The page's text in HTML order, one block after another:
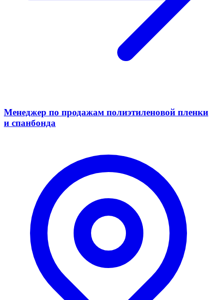
Менеджер по продажам полиэтиленовой пленки
и спанбонда